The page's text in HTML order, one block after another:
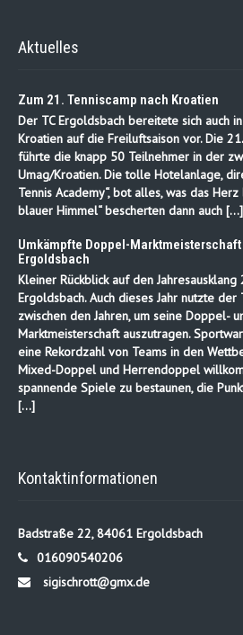
Aktuelles
Zum 21. Tenniscamp nach Kroatien
Der TC Ergoldsbach bereitete sich auch
Kroatien auf die Freiluftsaison vor. Die
führte die knapp 50 Teilnehmer in der
Umag/Kroatien. Die tolle Hotelanlage,
Tennis Academy“, bot alles, was das
blauer Himmel“ bescherten dann auch […]
Umkämpfte Doppel-
Ergoldsbach
Kleiner Rückblick auf den
Ergoldsbach. Auch dieses Jahr nutzte
zwischen den Jahren, um seine Doppel-
Marktmeisterschaft auszutragen.
eine Rekordzahl von Teams in den
Mixed-Doppel und Herrendoppel
spannende Spiele zu bestaunen, die
[…]
Kontaktinformationen
Badstraße 22, 84061 Ergoldsbach
016090540206
sigischrott@gmx.de